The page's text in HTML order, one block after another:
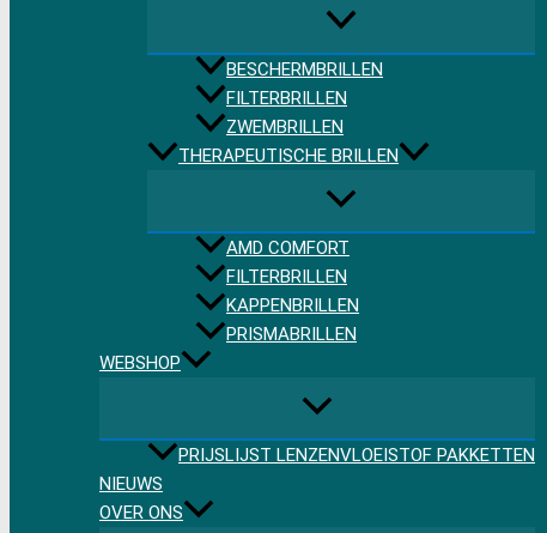
BESCHERMBRILLEN
FILTERBRILLEN
ZWEMBRILLEN
THERAPEUTISCHE BRILLEN
AMD COMFORT
FILTERBRILLEN
KAPPENBRILLEN
PRISMABRILLEN
WEBSHOP
PRIJSLIJST LENZENVLOEISTOF PAKKETTEN
NIEUWS
OVER ONS